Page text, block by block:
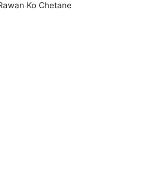
Ko Chetane